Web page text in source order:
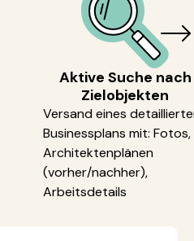
Aktive Suche nach
Zielobjekten
Versand eines
Businessplans mit: Fotos,
Architektenplänen
(vorher/nachher),
Arbeitsdetails